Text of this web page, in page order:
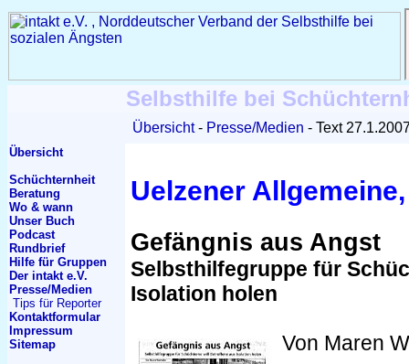
Selbsthilfe bei
Übersicht Presse/Medien Text
Übersicht
Schüchternheit
Beratung
Wo & wann
Unser Buch
Podcast
Rundbrief
Hilfe für Gruppen
Der intakt e.V.
Presse/Medien
Tips für Reporter
Kontaktformular
Impressum
Sitemap
Uelzener
Gefängnis aus Angst
Selbsthilfegruppe für
Isolation holen
Von Maren